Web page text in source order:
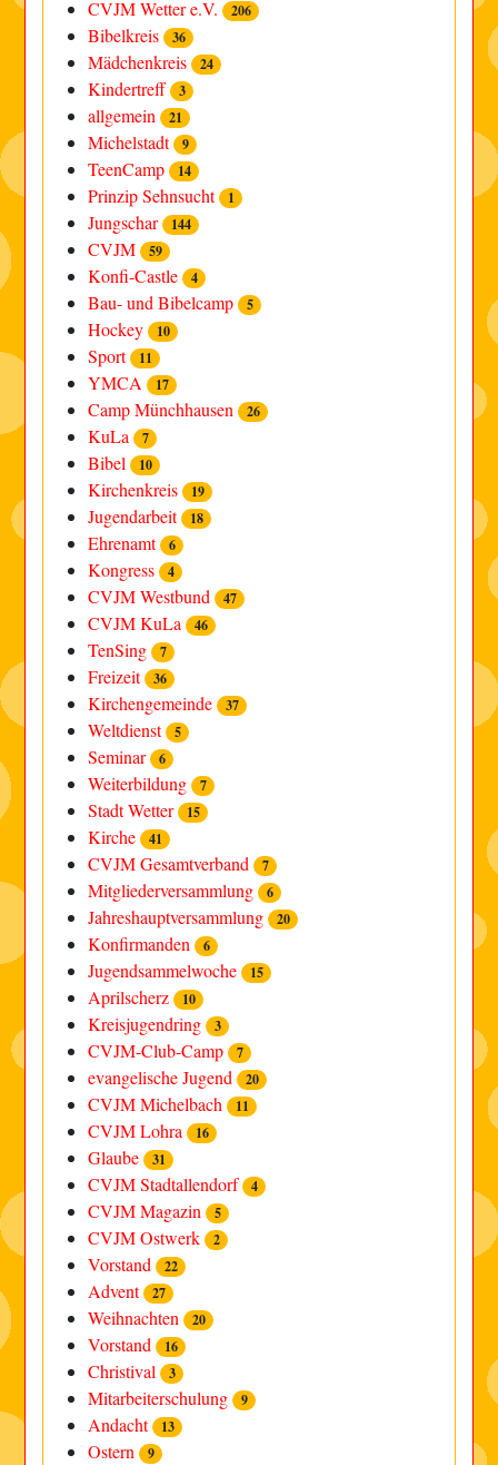
CVJM Wetter e.V. 206
Bibelkreis 36
Mädchenkreis 24
Kindertreff 3
allgemein 21
Michelstadt 9
TeenCamp 14
Prinzip Sehnsucht 1
Jungschar 144
CVJM 59
Konfi-Castle 4
Bau- und Bibelcamp 5
Hockey 10
Sport 11
YMCA 17
Camp Münchhausen 26
KuLa 7
Bibel 10
Kirchenkreis 19
Jugendarbeit 18
Ehrenamt 6
Kongress 4
CVJM Westbund 47
CVJM KuLa 46
TenSing 7
Freizeit 36
Kirchengemeinde 37
Weltdienst 5
Seminar 6
Weiterbildung 7
Stadt Wetter 15
Kirche 41
CVJM Gesamtverband 7
Mitgliederversammlung 6
Jahreshauptversammlung 20
Konfirmanden 6
Jugendsammelwoche 15
Aprilscherz 10
Kreisjugendring 3
CVJM-Club-Camp 7
evangelische Jugend 20
CVJM Michelbach 11
CVJM Lohra 16
Glaube 31
CVJM Stadtallendorf 4
CVJM Magazin 5
CVJM Ostwerk 2
Vorstand 22
Advent 27
Weihnachten 20
Vorstand 16
Christival 3
Mitarbeiterschulung 9
Andacht 13
Ostern 9